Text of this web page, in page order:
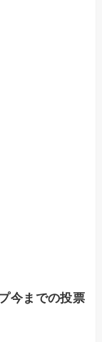
今までの投票